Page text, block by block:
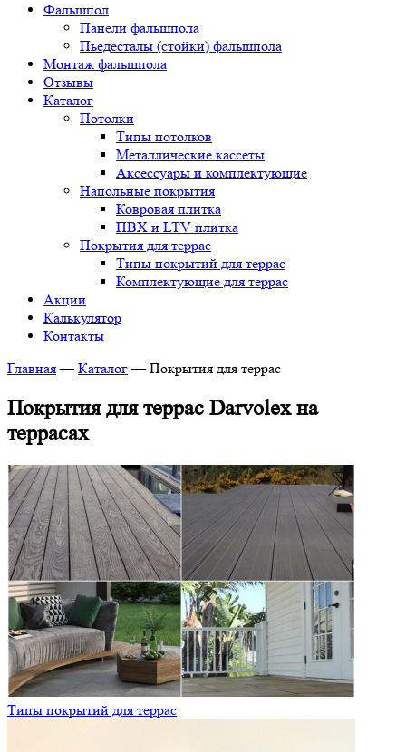
Фальшпол
Панели фальшпола
Пьедесталы (стойки) фальшпола
Монтаж фальшпола
Отзывы
Каталог
Потолки
Типы потолков
Металлические кассеты
Аксессуары и комплектующие
Напольные покрытия
Ковровая плитка
ПВХ и LTV плитка
Покрытия для террас
Типы покрытий для террас
Комплектующие для террас
Акции
Калькулятор
Контакты
Главная — Каталог — Покрытия для террас
Покрытия для террас Darvolex на
террасах
Типы покрытий для террас